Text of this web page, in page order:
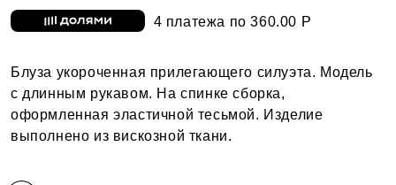
4 платежа по 360.00 Р
Блуза укороченная прилегающего силуэта. Модель
с длинным рукавом. На спинке сборка,
оформленная эластичной тесьмой. Изделие
выполнено из вискозной ткани.